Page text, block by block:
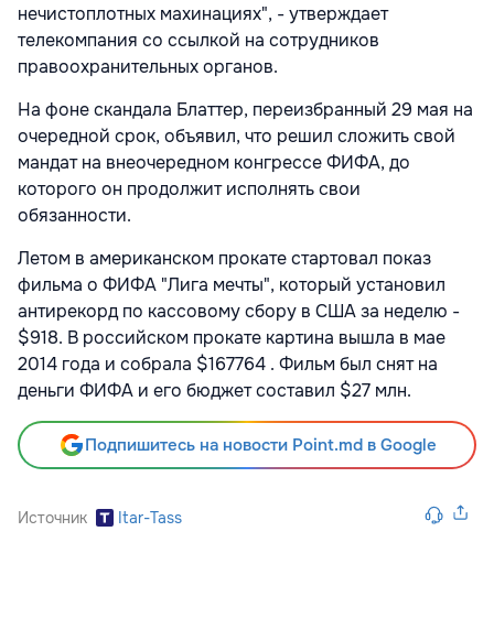
нечистоплотных махинациях", - утверждает
телекомпания со ссылкой на сотрудников
правоохранительных органов.
На фоне скандала Блаттер, переизбранный 29 мая на
очередной срок, объявил, что решил сложить свой
мандат на внеочередном конгрессе ФИФА, до
которого он продолжит исполнять свои
обязанности.
Летом в американском прокате стартовал показ
фильма о ФИФА "Лига мечты", который установил
антирекорд по кассовому сбору в США за неделю -
$918. В российском прокате картина вышла в мае
2014 года и собрала $167764 . Фильм был снят на
деньги ФИФА и его бюджет составил $27 млн.
Подпишитесь на новости Point.md в Google
Источник Itar-Tass